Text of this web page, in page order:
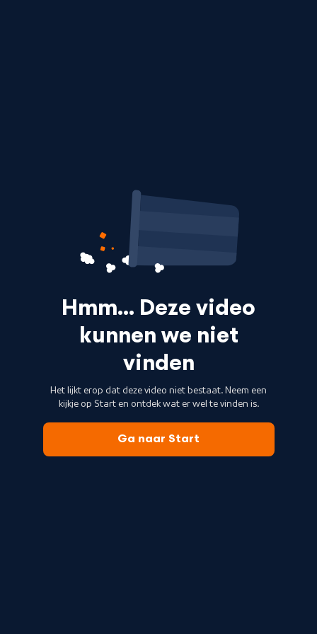
Hmm… Deze video
kunnen we niet
vinden
Het lijkt erop dat deze video niet bestaat. Neem een
kijkje op Start en ontdek wat er wel te vinden is.
Ga naar Start